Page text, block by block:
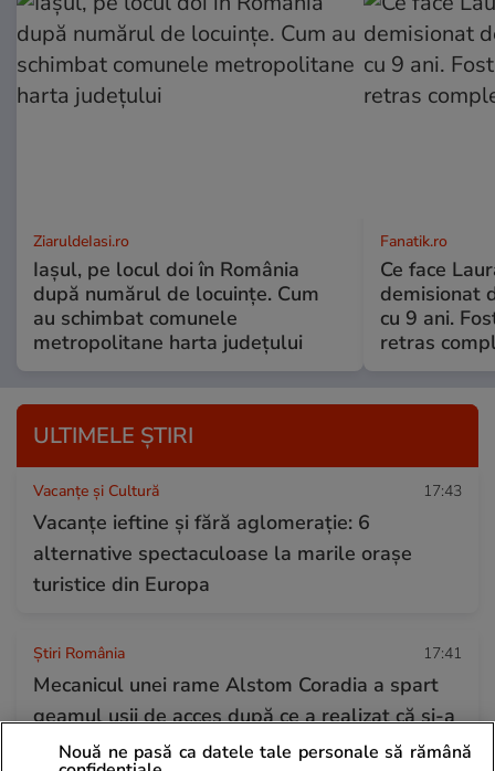
ZiaruldeIasi.ro
Iașul, pe locul doi în România
după numărul de locuințe. Cum
au schimbat comunele
metropolitane harta județului
Fanatik.ro
Ce face
demisionat
cu 9 ani.
retras
ULTIMELE ȘTIRI
Vacanțe și Cultură 17:43
Vacanțe ieftine și fără aglomerație: 6
alternative spectaculoase la marile orașe
turistice din Europa
Știri România 17:41
Mecanicul unei rame Alstom Coradia a spart
geamul ușii de acces după ce a realizat că și-a
uitat cheia acasă
Nouă ne pasă ca datele tale personale să rămână